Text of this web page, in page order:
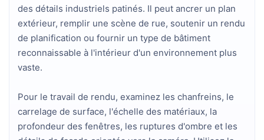
des détails industriels patinés. Il peut ancrer un plan
extérieur, remplir une scène de rue, soutenir un rendu
de planification ou fournir un type de bâtiment
reconnaissable à l'intérieur d'un environnement plus
vaste.
Pour le travail de rendu, examinez les chanfreins, le
carrelage de surface, l'échelle des matériaux, la
profondeur des fenêtres, les ruptures d'ombre et les